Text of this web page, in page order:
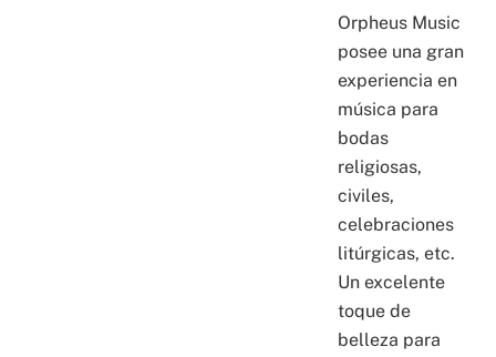
Orpheus Music
posee una gran
experiencia en
música para
bodas
religiosas,
civiles,
celebraciones
litúrgicas, etc.
Un excelente
toque de
belleza para